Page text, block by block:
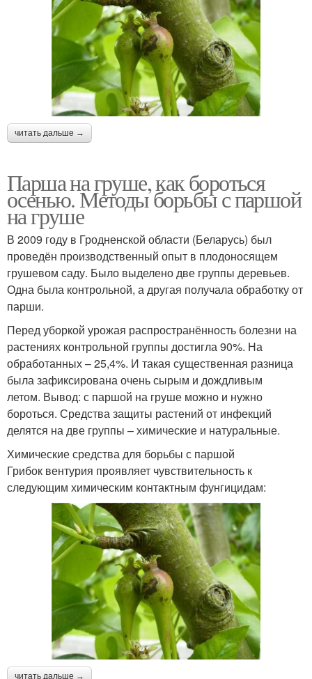
читать дальше →
Парша на груше, как бороться
осенью. Методы борьбы с паршой
на груше
В 2009 году в Гродненской области (Беларусь) был
проведён производственный опыт в плодоносящем
грушевом саду. Было выделено две группы деревьев.
Одна была контрольной, а другая получала обработку от
парши.
Перед уборкой урожая распространённость болезни на
растениях контрольной группы достигла 90%. На
обработанных – 25,4%. И такая существенная разница
была зафиксирована очень сырым и дождливым
летом. Вывод: с паршой на груше можно и нужно
бороться. Средства защиты растений от инфекций
делятся на две группы – химические и натуральные.
Химические средства для борьбы с паршой
Грибок вентурия проявляет чувствительность к
следующим химическим контактным фунгицидам:
читать дальше →